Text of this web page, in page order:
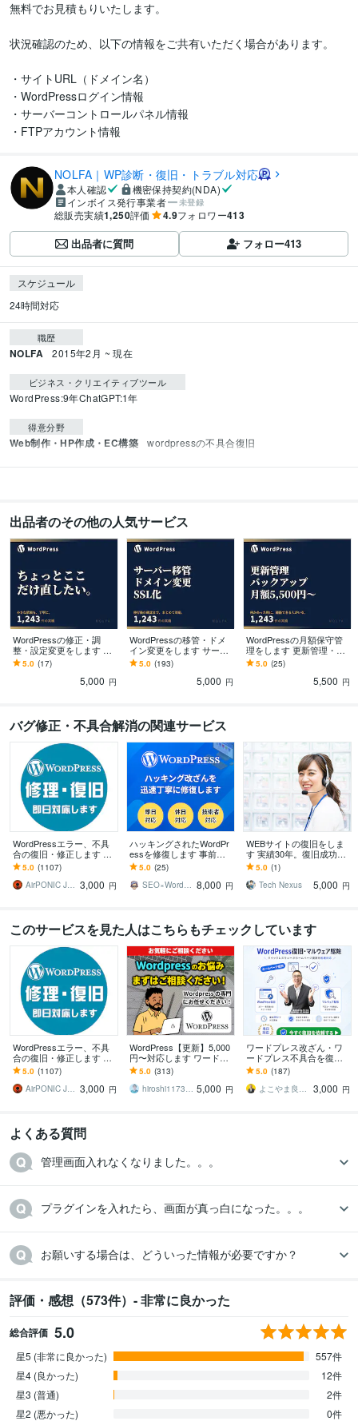
無料でお見積もりいたします。
状況確認のため、以下の情報をご共有いただく場合があります。
・サイトURL（ドメイン名）
・WordPressログイン情報
・サーバーコントロールパネル情報
NOLFA｜WP診断・復旧・トラブル対応
本人確認
機密保持契約(NDA)
インボイス発行事業者
未登録
総販売実績1,250評価 4.9フォロワー413
出品者に質問 フォロー413
スケジュール
24時間対応
職歴
NOLFA 2015年2月 ~ 現在
ビジネス・クリエイティブツール
WordPress:9年ChatGPT:1年
得意分野
Web制作・HP作成・EC構築 wordpressの不具合復旧
出品者のその他の人気サービス
WordPressの修正・調
整・設定変更をします ち
ょっとここだけ直した
い。に対応します
5.0 (17)
5,000 円
WordPressの移管・ドメ
イン変更をします サーバ
ー移管・ドメイン変更・S
SL化に対応
5.0 (193)
5,000 円
WordPressの月額保守管
理をします 更新管理・バ
ックアップ・状態確認を
月額対応
5.0 (25)
5,500 円
バグ修正・不具合解消の関連サービス
WordPressエラー、不具
合の復旧・修正します ワ
ードプレスログイン、マ
ルウェア、サイトエラー
改善を即日対応
5.0 (1107)
AirPONIC JOHN（ジョン） 3,000 円
ハッキングされたWordPr
essを修復します 事前調
査無料｜即日対応｜土日
祝深夜作業可｜セキュリ
ティ強化
5.0 (25)
SEO×WordPressエンジニア瀬尾 8,000 円
WEBサイトの復旧をしま
す 実績30年。復旧成功率
100%（ココナラ実績）
5.0 (1)
Tech Nexus
5,000 円
このサービスを見た人はこちらもチェックしています
WordPressエラー、不具
合の復旧・修正します ワ
ードプレスログイン、マ
ルウェア、サイトエラー
改善を即日対応
5.0 (1107)
AirPONIC JOHN（ジョン） 3,000 円
WordPress【更新】5,000
円〜対応します ワードプ
レスの更新・修正・不具
合・カスタマイズ・SEO
5.0 (313)
hiroshi1173（Web解析士） 5,000 円
ワードプレス改ざん・ワ
ードプレス不具合を復旧
します 今すぐ対応可能マ
ルウェア駆除・エラー不
具合・乗っ取りなど解決
5.0 (187)
よこやま良平＠WordPress専門
3,000 円
よくある質問
管理画面入れなくなりました。。。
プラグインを入れたら、画面が真っ白になった。。。
お願いする場合は、どういった情報が必要ですか？
評価・感想（573件）- 非常に良かった
総合評価 5.0
星5 (非常に良かった)
557件
星4 (良かった)
12件
星3 (普通)
2件
星2 (悪かった)
0件